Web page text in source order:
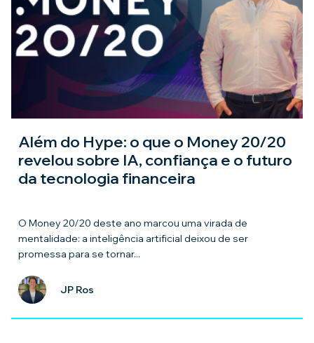
Além do Hype: o que o Money 20/20
revelou sobre IA, confiança e o futuro
da tecnologia financeira
O Money 20/20 deste ano marcou uma virada de
mentalidade: a inteligência artificial deixou de ser
promessa para se tornar...
JP Ros